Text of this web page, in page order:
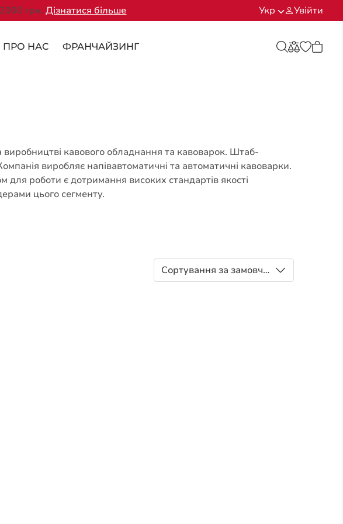
грн.Дізнатися більше Укр Увійти
ПРО НАС ФРАНЧАЙЗИНГ
виробництві кавового обладнання та кавоварок. Штаб-
виробляє напівавтоматичні та автоматичні кавоварки.
роботи є дотримання високих стандартів якості
цього сегменту.
Сортування за замовчуванням